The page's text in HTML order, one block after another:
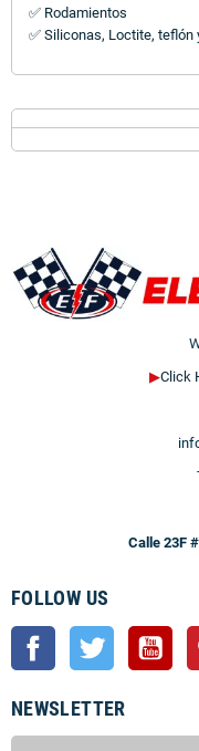
✅ Rodamientos
✅ Siliconas, Loctite, teflón
▶Click
Calle 23F
FOLLOW US
Facebook Twitter
NEWSLETTER